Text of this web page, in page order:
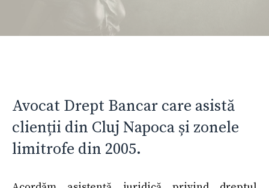
Avocat Drept Bancar care asistă
clienții din Cluj Napoca și zonele
limitrofe din 2005.